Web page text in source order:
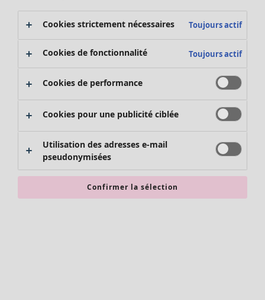
Gilets sans manches
Pantalons
Jupes
Chaussures
Kimonos
Cookies strictement nécessaires Toujours actif
Cookies de fonctionnalité Toujours actif
Cookies de performance
Cookies pour une publicité ciblée
Utilisation des adresses e-mail
pseudonymisées
Confirmer la sélection